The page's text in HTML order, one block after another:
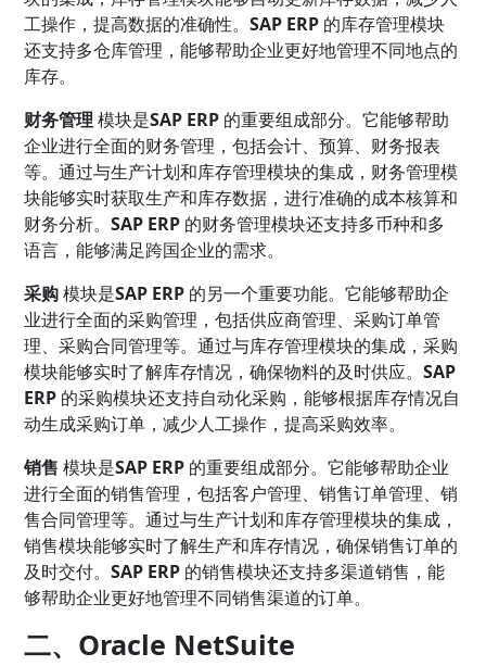
工操作，提高数据的准确性。SAP ERP 的库存管理模块
还支持多仓库管理，能够帮助企业更好地管理不同地点的
库存。
财务管理 模块是SAP ERP 的重要组成部分。它能够帮助
企业进行全面的财务管理，包括会计、预算、财务报表
等。通过与生产计划和库存管理模块的集成，财务管理模
块能够实时获取生产和库存数据，进行准确的成本核算和
财务分析。SAP ERP 的财务管理模块还支持多币种和多
语言，能够满足跨国企业的需求。
采购模块是SAP ERP 的另一个重要功能。它能够帮助企
业进行全面的采购管理，包括供应商管理、采购订单管
理、采购合同管理等。通过与库存管理模块的集成，采购
模块能够实时了解库存情况，确保物料的及时供应。SAP
ERP 的采购模块还支持自动化采购，能够根据库存情况自
动生成采购订单，减少人工操作，提高采购效率。
销售 模块是SAP ERP 的重要组成部分。它能够帮助企业
进行全面的销售管理，包括客户管理、销售订单管理、销
售合同管理等。通过与生产计划和库存管理模块的集成，
销售模块能够实时了解生产和库存情况，确保销售订单的
及时交付。SAP ERP 的销售模块还支持多渠道销售，能
够帮助企业更好地管理不同销售渠道的订单。
二、Oracle NetSuite